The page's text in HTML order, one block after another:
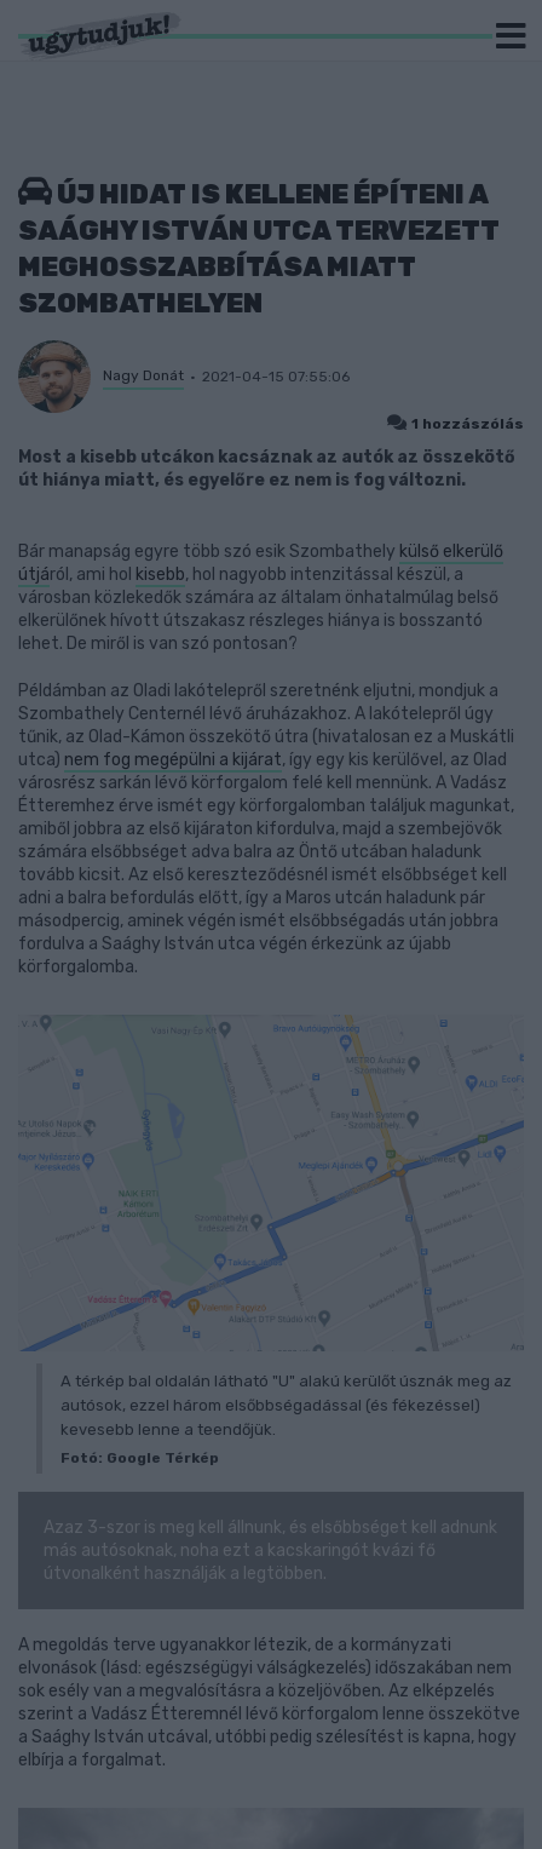
ÚJ HIDAT IS KELLENE ÉPÍTENI A
SAÁGHY ISTVÁN UTCA TERVEZETT
MEGHOSSZABBÍTÁSA MIATT
SZOMBATHELYEN
Nagy Donát 2021-04-15 07:55:06
1 hozzászólás
Most a kisebb utcákon kacsáznak az autók az összekötő
út hiánya miatt, és egyelőre ez nem is fog változni.
Bár manapság egyre több szó esik Szombathely külső elkerülő
útjáról, ami hol kisebb, hol nagyobb intenzitással készül, a
városban közlekedők számára az általam önhatalmúlag belső
elkerülőnek hívott útszakasz részleges hiánya is bosszantó
lehet. De miről is van szó pontosan?
Példámban az Oladi lakótelepről szeretnénk eljutni, mondjuk a
Szombathely Centernél lévő áruházakhoz. A lakótelepről úgy
tűnik, az Olad-Kámon összekötő útra (hivatalosan ez a Muskátli
utca) nem fog megépülni a kijárat, így egy kis kerülővel, az Olad
városrész sarkán lévő körforgalom felé kell mennünk. A Vadász
Étteremhez érve ismét egy körforgalomban találjuk magunkat,
amiből jobbra az első kijáraton kifordulva, majd a szembejövők
számára elsőbbséget adva balra az Öntő utcában haladunk
tovább kicsit. Az első kereszteződésnél ismét elsőbbséget kell
adni a balra befordulás előtt, így a Maros utcán haladunk pár
másodpercig, aminek végén ismét elsőbbségadás után jobbra
fordulva a Saághy István utca végén érkezünk az újabb
körforgalomba.
A térkép bal oldalán látható "U" alakú kerülőt úsznák meg az
autósok, ezzel három elsőbbségadással (és fékezéssel)
kevesebb lenne a teendőjük.
Fotó: Google Térkép
Azaz 3-szor is meg kell állnunk, és elsőbbséget kell adnunk
más autósoknak, noha ezt a kacskaringót kvázi fő
útvonalként használják a legtöbben.
A megoldás terve ugyanakkor létezik, de a kormányzati
elvonások (lásd: egészségügyi válságkezelés) időszakában nem
sok esély van a megvalósításra a közeljövőben. Az elképzelés
szerint a Vadász Étteremnél lévő körforgalom lenne összekötve
a Saághy István utcával, utóbbi pedig szélesítést is kapna, hogy
elbírja a forgalmat.